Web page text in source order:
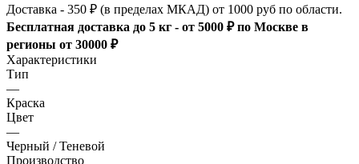
Доставка - 350 ₽ (в пределах МКАД) от 1000 руб по области.
Бесплатная доставка до 5 кг - от 5000 ₽ по Москве в
регионы от 30000 ₽
Характеристики
Тип
—
Краска
Цвет
—
Черный / Теневой
Производство